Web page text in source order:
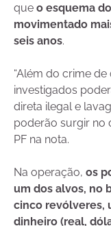
que o esquema
movimentado
seis anos.
“Além do crime
investigados
direta ilegal e
poderão surgir no
PF na nota.
Na operação, os
um dos alvos, no
cinco revólveres,
dinheiro (real,